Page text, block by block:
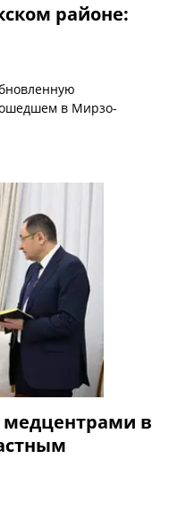
районе:
в Мирзо-
в